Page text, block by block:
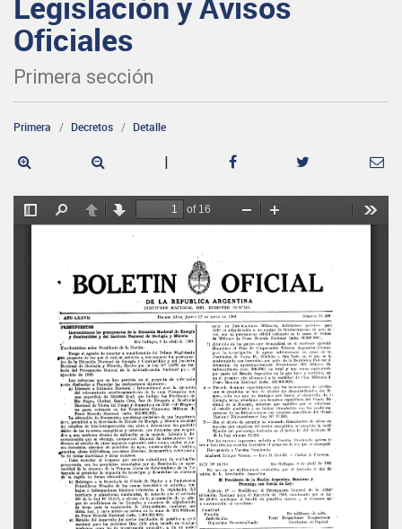
Oficiales
Primera sección
Primera Decretos Detalle
|